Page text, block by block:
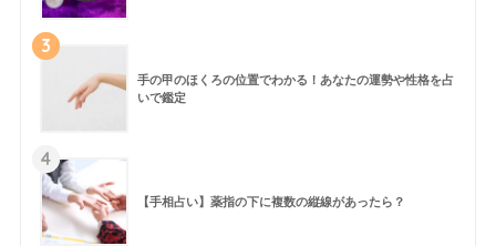
3
手の甲のほくろの位置でわかる！あなたの運勢や性格を占
いで鑑定
4
【手相占い】薬指の下に複数の縦線があったら？